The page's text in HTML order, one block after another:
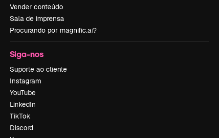
Vender conteúdo
Sala de imprensa
Procurando por magnific.ai?
Siga-nos
Suporte ao cliente
Instagram
YouTube
LinkedIn
TikTok
Discord